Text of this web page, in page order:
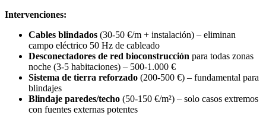
Intervenciones:
Cables blindados (30-50 €/m + instalación) – eliminan
campo eléctrico 50 Hz de cableado
Desconectadores de red bioconstrucción para todas zonas
noche (3-5 habitaciones) – 500-1.000 €
Sistema de tierra reforzado (200-500 €) – fundamental para
blindajes
Blindaje paredes/techo (50-150 €/m²) – solo casos extremos
con fuentes externas potentes